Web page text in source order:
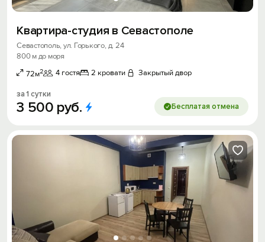
Квартира-студия в Севастополе
Севастополь, ул. Горького, д. 24
800 м до моря
72м2 4 гостя 2 кровати Закрытый двор
за 1 сутки
3 500 руб. Бесплатая отмена